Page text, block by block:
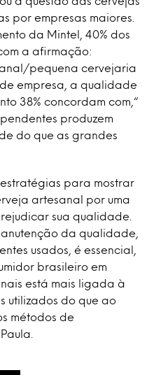
por empresas maiores.
da Mintel, 40% dos
a afirmação:
pequena cervejaria
empresa, a qualidade
38% concordam com,“
produzem
do que as grandes
para mostrar
artesanal por uma
sua qualidade.
da qualidade,
usados, é essencial,
brasileiro em
está mais ligada à
utilizados do que ao
métodos de